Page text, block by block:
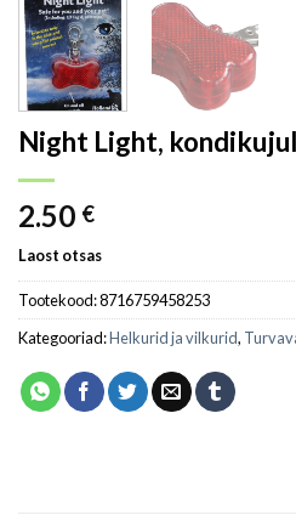
Night Light,
2.50 €
Laost otsas
Tootekood:8716759458253
Kategooriad:Helkurid ja vilkurid,